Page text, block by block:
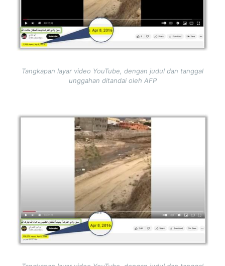
Tangkapan layar video YouTube, dengan judul dan tanggal
unggahan ditandai oleh AFP
Image